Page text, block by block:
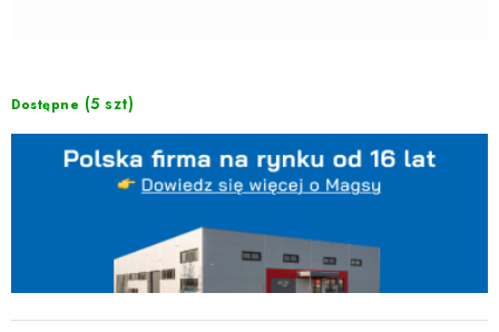
Dostępne (5 szt)